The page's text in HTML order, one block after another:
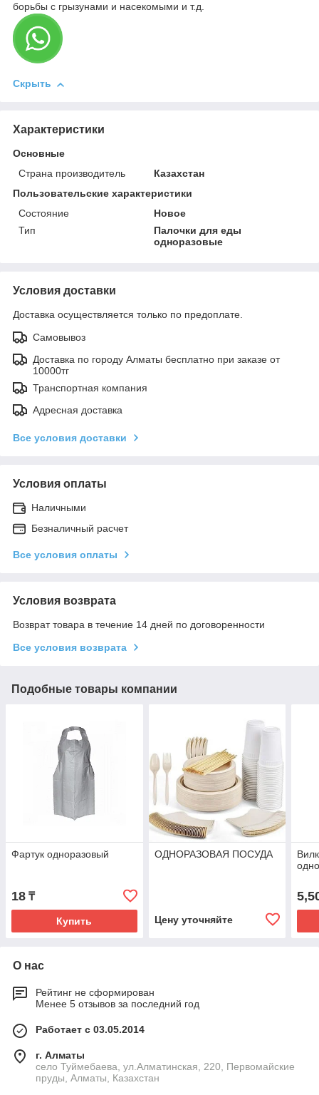
борьбы с грызунами и насекомыми и т.д.
Скрыть
Характеристики
Основные
Страна производитель
Казахстан
Пользовательские характеристики
Состояние
Новое
Тип
Палочки для еды
одноразовые
Условия доставки
Доставка осуществляется только по предоплате.
Самовывоз
Доставка по городу Алматы бесплатно при заказе от
10000тг
Транспортная компания
Адресная доставка
Все условия доставки
Условия оплаты
Наличными
Безналичный расчет
Все условия оплаты
Условия возврата
Возврат товара в течение 14 дней по договоренности
Все условия возврата
Подобные товары компании
Фартук одноразовый
18 ₸
Купить
ОДНОРАЗОВАЯ ПОСУДА
Цену уточняйте
О нас
Рейтинг не сформирован
Менее 5 отзывов за последний год
Работает с 03.05.2014
г. Алматы
село Туймебаева, ул.Алматинская, 220, Первомайские
пруды, Алматы, Казахстан